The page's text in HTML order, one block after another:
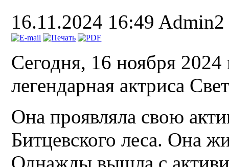
16.11.2024 16:49 Admin2
Сегодня, 16 ноября
легендарная актриса
Она проявляла свою
Битцевского леса. Она
Однажды вышла с